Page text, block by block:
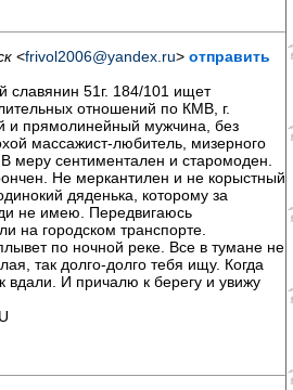
<frivol2006@yandex.ru> отправить
славянин 51г. 184/101 ищет
отношений по КМВ, г.
и прямолинейный мужчина, без
массажист-любитель, мизерного
меру сентиментален и старомоден.
Не меркантилен и не корыстный
дяденька, которому за
не имею. Передвигаюсь
на городском транспорте.
по ночной реке. Все в тумане не
так долго-долго тебя ищу. Когда
вдали. И причалю к берегу и увижу